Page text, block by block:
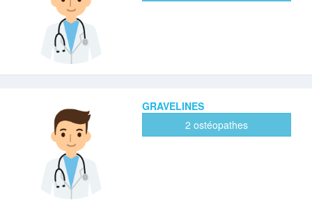
GRAVELINES
2 ostéopathes